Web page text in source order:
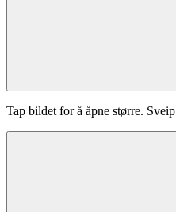
Tap bildet for å åpne større.